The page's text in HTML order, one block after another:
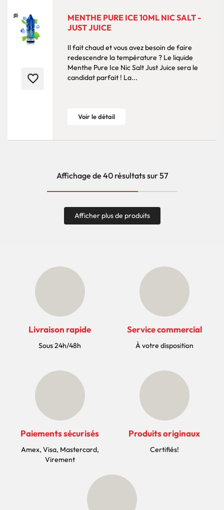
favorite_border
MENTHE PURE ICE 10ML NIC SALT -
JUST JUICE
Il fait chaud et vous avez besoin de faire
redescendre la température ? Le liquide
Menthe Pure Ice Nic Salt Just Juice sera le
candidat parfait ! La...
Voir le détail
Affichage de 40 résultats sur 57
Afficher plus de produits
Livraison rapide
Sous 24h/48h
Service commercial
À votre disposition
Paiements sécurisés
Amex, Visa, Mastercard,
Virement
Produits originaux
Certifiés!